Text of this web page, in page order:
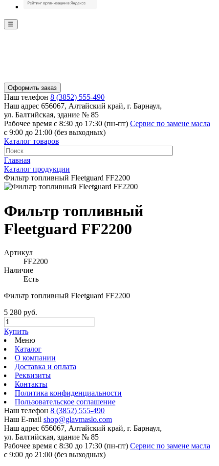
☰
Оформить заказ
Наш телефон 8 (3852) 555-490
Наш адрес 656067, Алтайский край, г. Барнаул,
ул. Балтийская, здание № 85
Рабочее время с 8:30 до 17:30 (пн-пт) Сервис по замене масла
с 9:00 до 21:00 (без выходных)
Каталог товаров
Главная
Каталог продукции
Фильтр топливный Fleetguard FF2200
Фильтр топливный
Fleetguard FF2200
Артикул
FF2200
Наличие
Есть
Фильтр топливный Fleetguard FF2200
5 280 руб.
Купить
Меню
Каталог
О компании
Доставка и оплата
Реквизиты
Контакты
Политика конфиденциальности
Пользовательское соглашение
Наш телефон 8 (3852) 555-490
Наш E-mail shop@glavmaslo.com
Наш адрес 656067, Алтайский край, г. Барнаул,
ул. Балтийская, здание № 85
Рабочее время с 8:30 до 17:30 (пн-пт) Сервис по замене масла
с 9:00 до 21:00 (без выходных)